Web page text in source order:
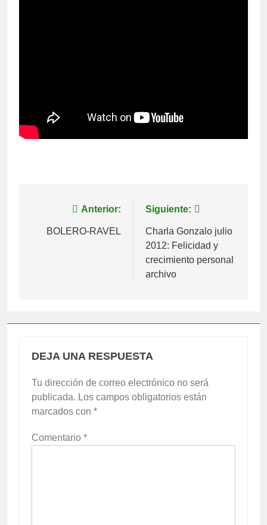
Navegación
Anterior:
BOLERO-RAVEL
Siguiente:
Charla Gonzalo julio
2012: Felicidad y
crecimiento personal
archivo
DEJA UNA RESPUESTA
Tu dirección de correo electrónico no será
publicada. Los campos obligatorios están
marcados con *
Comentario *